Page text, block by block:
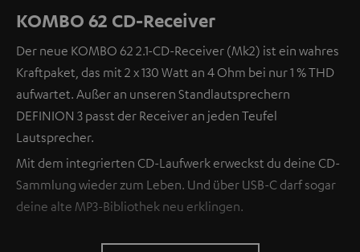
KOMBO 62 CD-Receiver
Der neue KOMBO 62 2.1-CD-Receiver (Mk2) ist ein wahres
Kraftpaket, das mit 2 x 130 Watt an 4 Ohm bei nur 1 % THD
aufwartet. Außer an unseren Standlautsprechern
DEFINION 3 passt der Receiver an jeden Teufel
Lautsprecher.
Mit dem integrierten CD-Laufwerk erweckst du deine CD-
Sammlung wieder zum Leben. Und über USB-C darf sogar
deine alte MP3-Bibliothek neu erklingen.